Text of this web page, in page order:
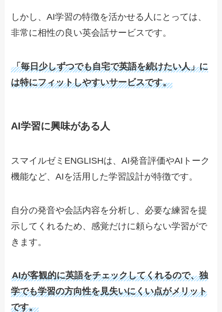
しかし、AI学習の特徴を活かせる人にとっては、
非常に相性の良い英会話サービスです。
「毎日少しずつでも自宅で英語を続けたい人」に
は特にフィットしやすいサービスです。
AI学習に興味がある人
スマイルゼミENGLISHは、AI発音評価やAIトーク
機能など、AIを活用した学習設計が特徴です。
自分の発音や会話内容を分析し、必要な練習を提
示してくれるため、感覚だけに頼らない学習がで
きます。
AIが客観的に英語をチェックしてくれるので、独
学でも学習の方向性を見失いにくい点がメリット
です。